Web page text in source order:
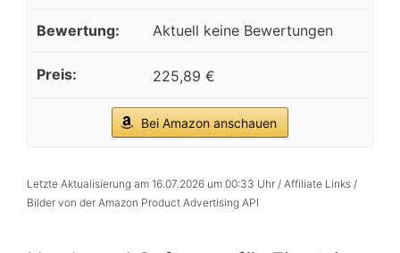
Aktuell keine Bewertungen
225,89 €
Bei Amazon anschauen
Letzte Aktualisierung am 16.07.2026 um 00:33 Uhr / Affiliate Links /
Bilder von der Amazon Product Advertising API